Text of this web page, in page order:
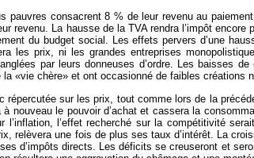
pauvres consacrent 8 % de leur revenu au
revenu. La hausse de la TVA rendra l’impôt
du budget social. Les effets pervers d’une
les prix, ni les grandes entreprises
par leurs donneuses d’ordre. Les baisses
la «vie chère» et ont occasionné de faibles créations
répercutée sur les prix, tout comme lors de la
nouveau le pouvoir d’achat et cassera la
l’inflation, l’effet recherché sur la compétitivité
relèvera une fois de plus ses taux d’intérêt. La
d’impôts directs. Les déficits se creuseront et